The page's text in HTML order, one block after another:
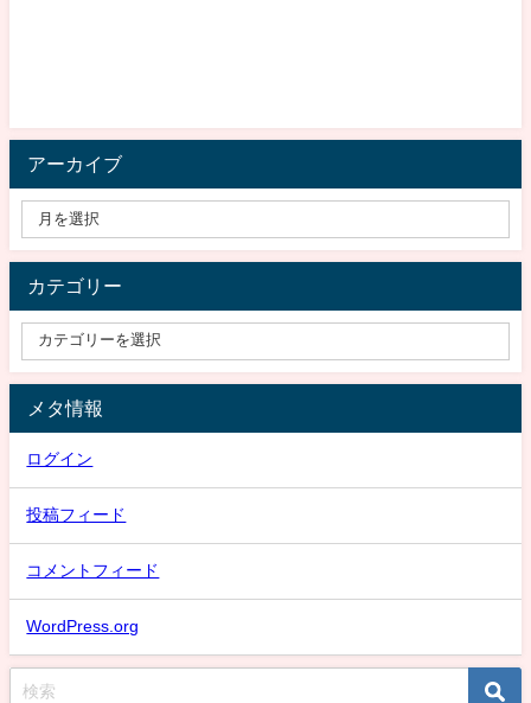
アーカイブ
カテゴリー
メタ情報
ログイン
投稿フィード
コメントフィード
WordPress.org